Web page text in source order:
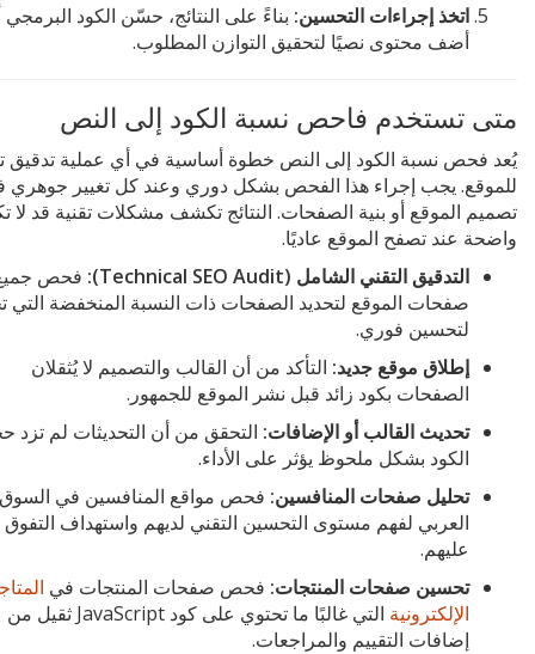
اتخذ إجراءات التحسين: بناءً على النتائج، حسّن الكود البرمجي
أضف محتوى نصيًا لتحقيق التوازن المطلوب.
متى تستخدم فاحص نسبة الكود إلى النص
يُعد فحص نسبة الكود إلى النص خطوة أساسية في أي عملية تدقيق
للموقع. يجب إجراء هذا الفحص بشكل دوري وعند كل تغيير جوهري
تصميم الموقع أو بنية الصفحات. النتائج تكشف مشكلات تقنية قد لا
واضحة عند تصفح الموقع عاديًا.
التدقيق التقني الشامل (Technical SEO Audit):
فحص
صفحات الموقع لتحديد الصفحات ذات النسبة المنخفضة التي
لتحسين فوري.
إطلاق موقع جديد: التأكد من أن القالب والتصميم لا يُثقلان
الصفحات بكود زائد قبل نشر الموقع للجمهور.
تحديث القالب أو الإضافات: التحقق من أن التحديثات لم تزد
الكود بشكل ملحوظ يؤثر على الأداء.
تحليل صفحات المنافسين: فحص مواقع المنافسين في السوق
العربي لفهم مستوى التحسين التقني لديهم واستهداف التفوق
عليهم.
تحسين صفحات المنتجات: فحص صفحات المنتجات في
الإلكترونية
التي غالبًا ما تحتوي على كود JavaScript ثقيل من
إضافات التقييم والمراجعات.